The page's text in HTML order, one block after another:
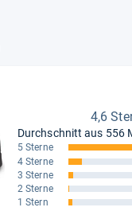
4,6
Durchschnitt aus 556
5 Sterne
4 Sterne
3 Sterne
2 Sterne
1 Stern